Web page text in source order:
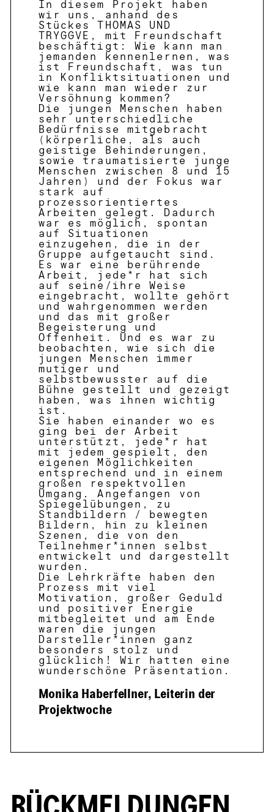
In diesem Projekt haben
wir uns, anhand des
Stückes THOMAS UND
TRYGGVE, mit Freundschaft
beschäftigt: Wie kann man
jemanden kennenlernen, was
ist Freundschaft, was tun
in Konfliktsituationen und
wie kann man wieder zur
Versöhnung kommen?
Die jungen Menschen haben
sehr unterschiedliche
Bedürfnisse mitgebracht
(körperliche, als auch
geistige Behinderungen,
sowie traumatisierte junge
Menschen zwischen 8 und 15
Jahren) und der Fokus war
stark auf
prozessorientiertes
Arbeiten gelegt. Dadurch
war es möglich, spontan
auf Situationen
einzugehen, die in der
Gruppe aufgetaucht sind.
Es war eine berührende
Arbeit, jede*r hat sich
auf seine/ihre Weise
eingebracht, wollte gehört
und wahrgenommen werden
und das mit großer
Begeisterung und
Offenheit. Und es war zu
beobachten, wie sich die
jungen Menschen immer
mutiger und
selbstbewusster auf die
Bühne gestellt und gezeigt
haben, was ihnen wichtig
ist.
Sie haben einander wo es
ging bei der Arbeit
unterstützt, jede*r hat
mit jedem gespielt, den
eigenen Möglichkeiten
entsprechend und in einem
großen respektvollen
Umgang. Angefangen von
Spiegelübungen, zu
Standbildern / bewegten
Bildern, hin zu kleinen
Szenen, die von den
Teilnehmer*innen selbst
entwickelt und dargestellt
wurden.
Die Lehrkräfte haben den
Prozess mit viel
Motivation, großer Geduld
und positiver Energie
mitbegleitet und am Ende
waren die jungen
Darsteller*innen ganz
besonders stolz und
glücklich! Wir hatten eine
wunderschöne Präsentation.
Monika Haberfellner, Leiterin der
Projektwoche